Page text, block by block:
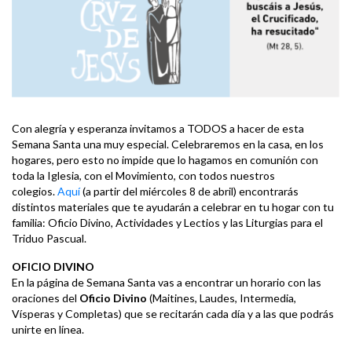
Con alegría y esperanza invitamos a TODOS a hacer de esta
Semana Santa una muy especial. Celebraremos en la casa, en los
hogares, pero esto no impide que lo hagamos en comunión con
toda la Iglesia, con el Movimiento, con todos nuestros
colegios.Aquí(a partir del miércoles 8 de abril) encontrarás
distintos materiales que te ayudarán a celebrar en tu hogar con tu
familia: Oficio Divino, Actividades y Lectios y las Liturgias para el
Triduo Pascual.
OFICIO DIVINO
En la página de Semana Santa vas a encontrar un horario con las
oraciones del Oficio Divino (Maitines, Laudes, Intermedia,
Vísperas y Completas) que se recitarán cada día y a las que podrás
unirte en línea.